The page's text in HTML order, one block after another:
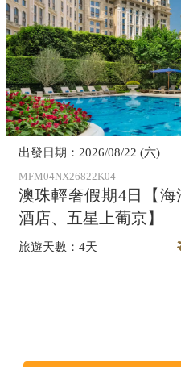
MFM04NX26822K04
澳珠輕奢假期4日【
酒店、五星上葡京】
4天
2026/08/22 (六)